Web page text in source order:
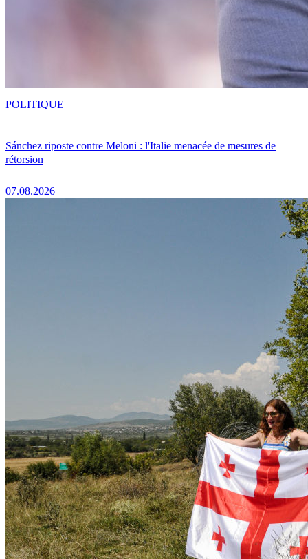
Sánchez riposte contre Meloni : l'Italie menacée de mesures de
rétorsion
07.08.2026
POLITIQUE